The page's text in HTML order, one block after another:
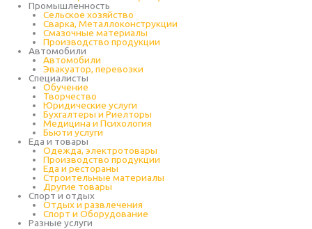
Промышленность
Cельское хозяйство
Сварка, Металлоконструкции
Cмазочные материалы
Производство продукции
Автомобили
Автомобили
Эвакуатор, перевозки
Специалисты
Обучение
Творчество
Юридические услуги
Бухгалтеры и Риелторы
Медицина и Психология
Бьюти услуги
Еда и товары
Одежда, электротовары
Производство продукции
Еда и рестораны
Строительные материалы
Другие товары
Спорт и отдых
Отдых и развлечения
Спорт и Оборудование
Разные услуги